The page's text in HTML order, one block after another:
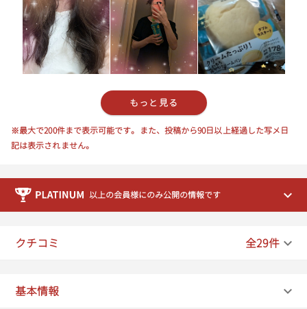
21:10
21:20
22:10
22:40
もっと見る
※最大で200件まで表示可能です。また、投稿から90日以上経過した写メ日
記は表示されません。
以上の会員様にのみ公開の情報です
クチコミ 全29件
基本情報